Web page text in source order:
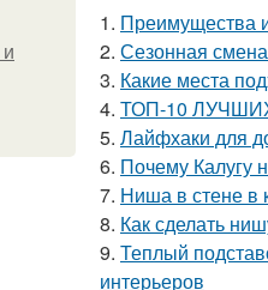
1. Преимущества
2. Сезонная
3. Какие места
4. ТОП-10
5. Лайфхаки для
6. Почему Калугу
7. Ниша в стене в
8. Как сделать
9. Теплый
интерьеров